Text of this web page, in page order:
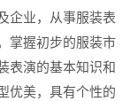
企业，从事服装表
掌握初步的服装市
表演的基本知识和
优美，具有个性的